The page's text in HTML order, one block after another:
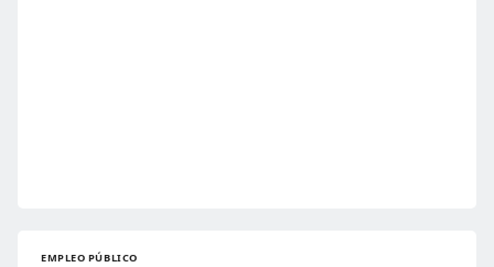
EMPLEO PÚBLICO